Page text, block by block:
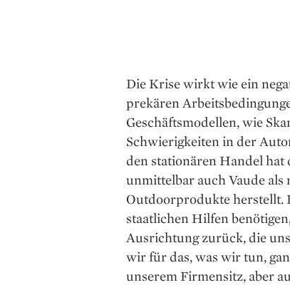
Die Krise wirkt wie ein
prekären
Geschäftsmodellen, wie
Schwierigkeiten in der
den stationären Handel
unmittelbar auch Vaude
Outdoorprodukte herstellt.
staatlichen Hilfen
Ausrichtung zurück, die
wir für das, was wir tun,
unserem Firmensitz, aber